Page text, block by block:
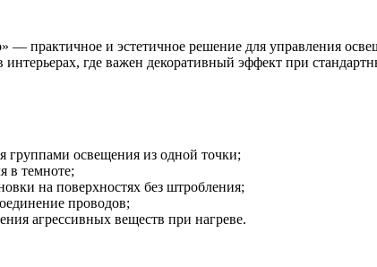
практичное и эстетичное решение для управления
где важен декоративный эффект при
группами освещения из одной точки;
в темноте;
на поверхностях без штробления;
проводов;
агрессивных веществ при нагреве.